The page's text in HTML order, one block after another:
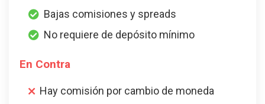
Bajas comisiones y spreads
No requiere de depósito mínimo
En Contra
Hay comisión por cambio de moneda